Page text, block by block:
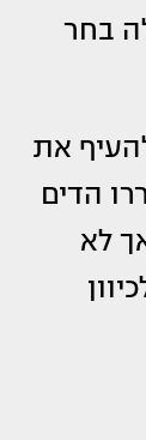
בחר
את
הדים
- אך לא